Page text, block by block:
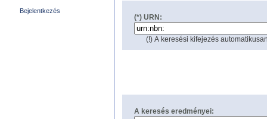
Bejelentkezés
(*) URN:
(!) A keresési kifejezés
A keresés eredményei: